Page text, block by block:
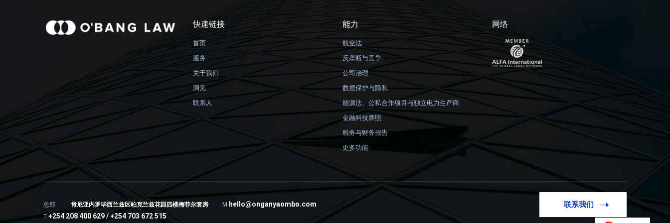
快速链接
首页
服务
关于我们
洞见
联系人
能力
航空法
反垄断与竞争
公司治理
数据保护与隐私
能源法、公私合作项目与独立电力生产商
金融科技牌照
税务与财务报告
更多功能
网络
总部 肯尼亚内罗毕西兰兹区帕克兰兹花园四楼梅菲尔套房 M hello@onganyaombo.com
T +254 208 400 629 / +254 703 672 515
联系我们